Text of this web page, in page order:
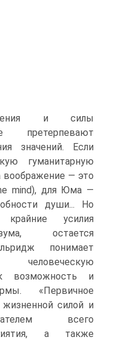
и силы
претерпевают
значений. Если
гуманитарную
— это
mind), для Юма —
души... Но
усилия
остается
понимает
возможность и
«Первич­ное
силой и
всего
а также